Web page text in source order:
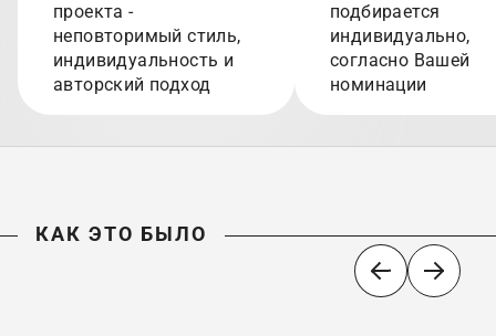
проекта -
неповторимый стиль,
индивидуальность и
авторский подход
подбирается
индивидуально,
согласно Вашей
номинации
КАК ЭТО БЫЛО